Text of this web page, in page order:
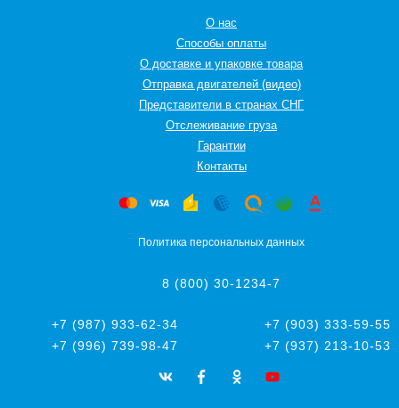
О нас
Способы оплаты
О доставке и упаковке товара
Отправка двигателей (видео)
Представители в странах СНГ
Oтслеживание груза
Гарантии
Контакты
Политика персональных данных
8 (800) 30-1234-7
+7 (987) 933-62-34
+7 (903) 333-59-55
+7 (996) 739-98-47
+7 (937) 213-10-53